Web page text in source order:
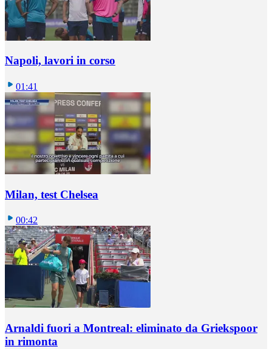
Napoli, lavori in corso
01:41
Milan, test Chelsea
00:42
Arnaldi fuori a Montreal: eliminato da Griekspoor
in rimonta